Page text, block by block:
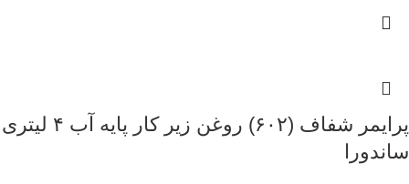
پرایمر شفاف (۶۰۲) روغن زیر کار پایه آب ۴ لیتری
ساندورا